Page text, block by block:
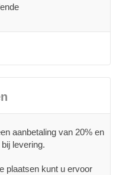
aanbetaling van 20% en
levering.
plaatsen kunt u ervoor